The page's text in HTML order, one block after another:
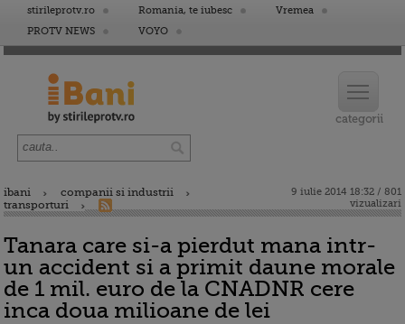
stirileprotv.ro Romania, te iubesc
Vremea
PROTV NEWS
VOYO
ibani
companii si industrii
transporturi
9 iulie 2014 18:32 / 801
vizualizari
Tanara care si-a pierdut mana intr-
un accident si a primit daune morale
de 1 mil. euro de la CNADNR cere
inca doua milioane de lei